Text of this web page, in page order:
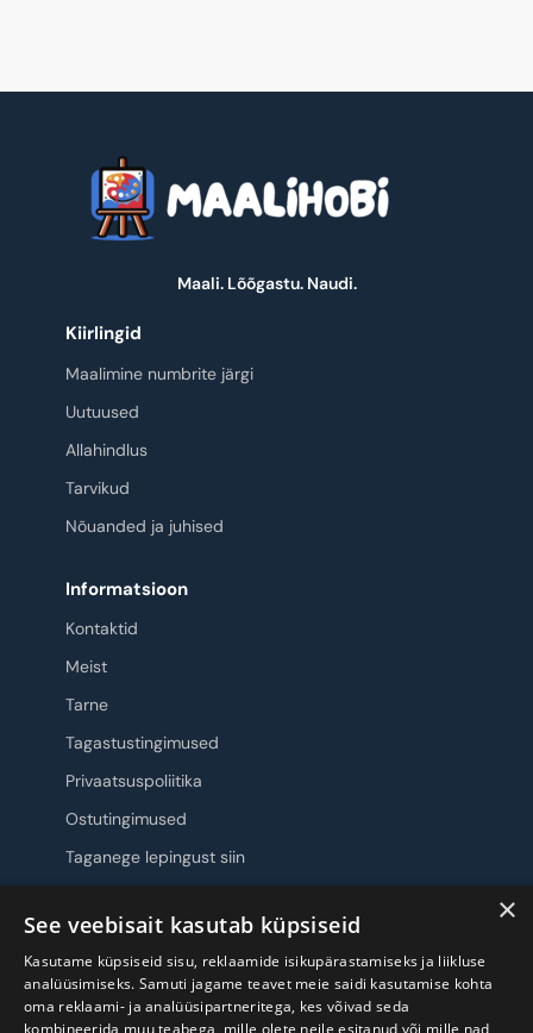
Maali. Lõõgastu. Naudi.
Kiirlingid
Maalimine numbrite järgi
Uutuused
Allahindlus
Tarvikud
Nõuanded ja juhised
Informatsioon
Kontaktid
Meist
Tarne
Tagastustingimused
Privaatsuspoliitika
Ostutingimused
Taganege lepingust siin
Jälgi meid ×
See veebisait kasutab küpsiseid
Kasutame küpsiseid sisu, reklaamide isikupärastamiseks ja liikluse
analüüsimiseks. Samuti jagame teavet meie saidi kasutamise kohta
oma reklaami- ja analüüsipartneritega, kes võivad seda
kombineerida muu teabega, mille olete neile esitanud või mille nad